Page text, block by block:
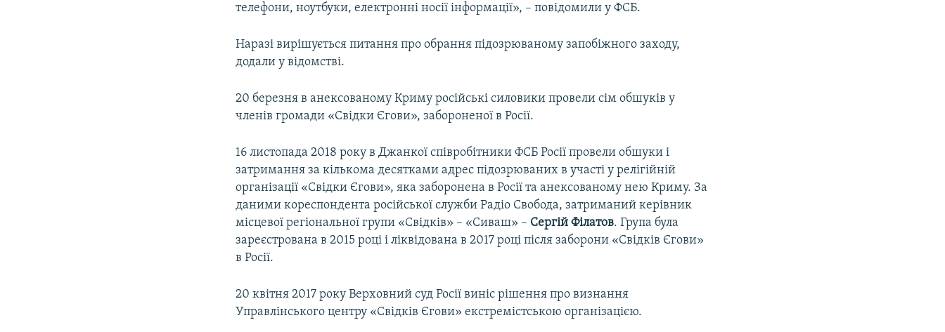
телефони, ноутбуки, електронні носії інформації», – повідомили у ФСБ.
Наразі вирішується питання про обрання підозрюваному запобіжного заходу,
додали у відомстві.
20 березня в анексованому Криму російські силовики провели сім обшуків у
членів громади «Свідки Єгови», забороненої в Росії.
16 листопада 2018 року в Джанкої співробітники ФСБ Росії провели обшуки і
затримання за кількома десятками адрес підозрюваних в участі у релігійній
організації «Свідки Єгови», яка заборонена в Росії та анексованому нею Криму. За
даними кореспондента російської служби Радіо Свобода, затриманий керівник
місцевої регіональної групи «Свідків» – «Сиваш» – Сергій Філатов. Група була
зареєстрована в 2015 році і ліквідована в 2017 році після заборони «Свідків Єгови»
в Росії.
20 квітня 2017 року Верховний суд Росії виніс рішення про визнання
Управлінського центру «Свідків Єгови» екстремістською організацією.